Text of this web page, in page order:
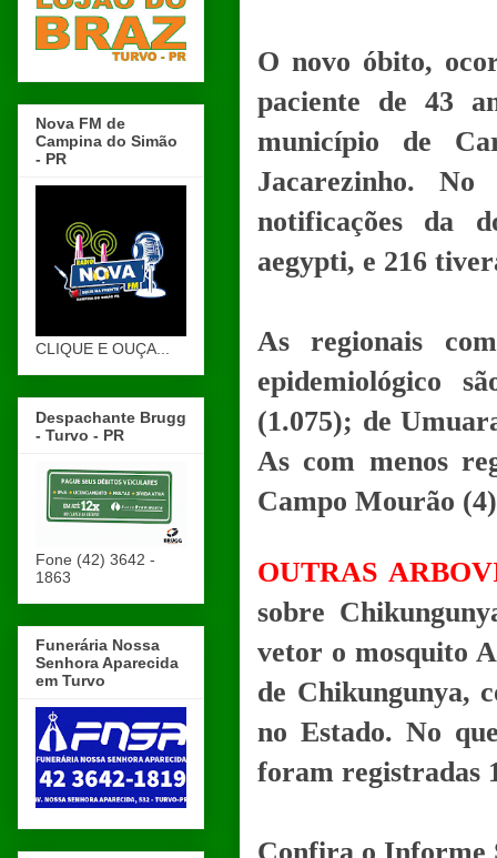
O novo óbito,
paciente de 43
município de
Jacarezinho.
notificações da
aegypti, e 216
As regionais
epidemiológico
(1.075); de
As com menos
Campo Mourão
OUTRAS
sobre
vetor o mosquito
de Chikungunya,
no Estado. No
foram registradas
Nova FM de
Campina do Simão
- PR
CLIQUE E OUÇA...
Despachante Brugg
- Turvo - PR
Fone (42) 3642 -
1863
Funerária Nossa
Senhora Aparecida
em Turvo